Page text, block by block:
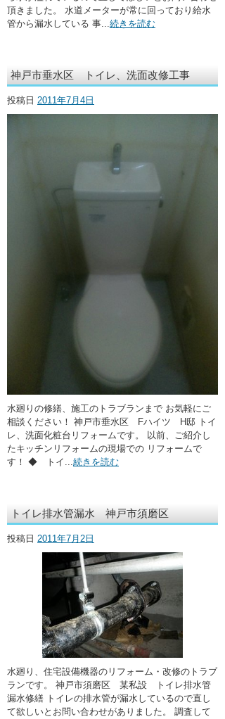
頂きました。 水道メーターが常に回っており給水
管から漏水している 事... 続きを読む
神戸市垂水区 トイレ、洗面改修工事
投稿日 2011年7月4日
水廻りの修繕、施工のトラブランまで お気軽にご
相談ください！ 神戸市垂水区 Fハイツ H邸 トイ
レ、洗面化粧台リフォームです。 以前、ご紹介し
たキッチンリフォームの現場での リフォームで
す！ ◆ トイ...続きを読む
トイレ排水管漏水 神戸市須磨区
投稿日 2011年7月2日
水廻り、住宅設備機器のリフォーム・改修のトラブ
ランです。 神戸市須磨区 某私設 トイレ排水管
漏水修繕 トイレの排水管が漏水しているので直し
て欲しいとお問い合わせがありました。 調査して